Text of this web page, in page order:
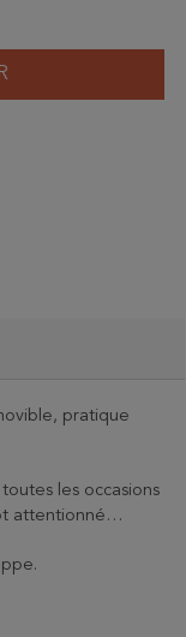
pratique
les occasions
attentionné…